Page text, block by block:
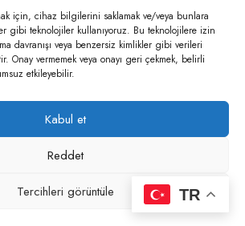
için, cihaz bilgilerini saklamak ve/veya bunlara
gibi teknolojiler kullanıyoruz. Bu teknolojilere izin
davranışı veya benzersiz kimlikler gibi verileri
Onay vermemek veya onayı geri çekmek, belirli
etkileyebilir.
Kabul et
Reddet
Tercihleri görüntüle
Detayları
14
TR